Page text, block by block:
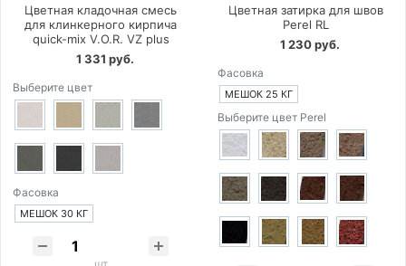
Цветная кладочная смесь
для клинкерного кирпича
quick-mix V.O.R. VZ plus
1 331 руб.
Выберите цвет
Фасовка
МЕШОК 30 КГ
Цветная затирка для швов
Perel RL
1 230 руб.
Фасовка
МЕШОК 25 КГ
Выберите цвет Perel